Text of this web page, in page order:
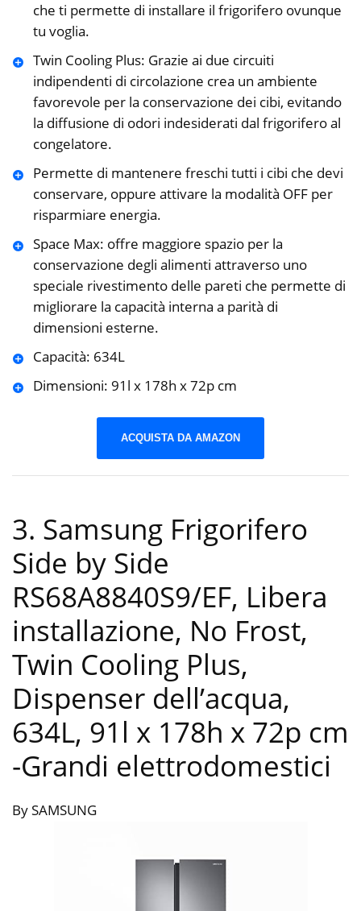
che ti permette di installare il frigorifero ovunque
tu voglia.
Twin Cooling Plus: Grazie ai due circuiti
indipendenti di circolazione crea un ambiente
favorevole per la conservazione dei cibi, evitando
la diffusione di odori indesiderati dal frigorifero al
congelatore.
Permette di mantenere freschi tutti i cibi che devi
conservare, oppure attivare la modalità OFF per
risparmiare energia.
Space Max: offre maggiore spazio per la
conservazione degli alimenti attraverso uno
speciale rivestimento delle pareti che permette di
migliorare la capacità interna a parità di
dimensioni esterne.
Capacità: 634L
Dimensioni: 91l x 178h x 72p cm
ACQUISTA DA AMAZON
3. Samsung Frigorifero
Side by Side
RS68A8840S9/EF, Libera
installazione, No Frost,
Twin Cooling Plus,
Dispenser dell’acqua,
634L, 91l x 178h x 72p cm
-Grandi elettrodomestici
By SAMSUNG